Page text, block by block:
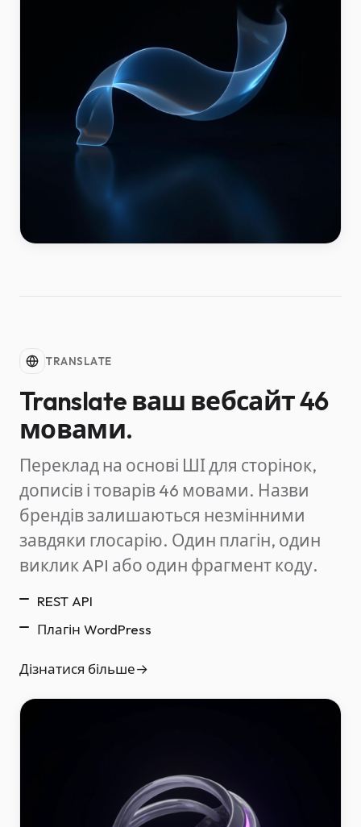
TRANSLATE
Translate ваш вебсайт 46
мовами.
Переклад на основі ШІ для сторінок,
дописів і товарів 46 мовами. Назви
брендів залишаються незмінними
завдяки глосарію. Один плагін, один
виклик API або один фрагмент коду.
REST API
Плагін WordPress
Дізнатися більше